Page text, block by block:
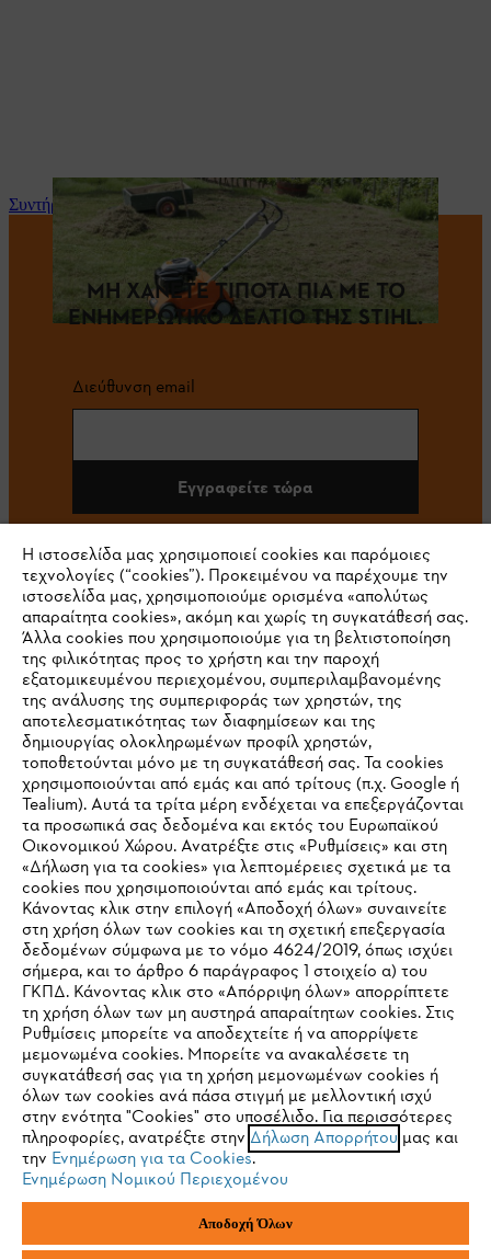
Συντήρηση και επισκευή
ΜΗ ΧΑΝΕΤΕ ΤΙΠΟΤΑ ΠΙΑ ΜΕ ΤΟ
ΕΝΗΜΕΡΩΤΙΚΟ ΔΕΛΤΙΟ ΤΗΣ STIHL.
Διεύθυνση email
Εγγραφείτε τώρα
#STIHL
Εταιρεία
STIHL Συχνές ερωτήσεις
Service
Πολιτική απορρήτου Νομικό κείμενο Cookies
Νομικές πληροφορίες
145 64 Κηφισιά, Αθήνα
IHR BROWSER WIRD NICHT
UNTERSTÜTZT
Sie nutzen einen Browser, den wir noch nicht unterstützen. Für
eine optimale Nutzung unserer Seite empfehlen wir Ihnen, zu
einem der folgenden Browser zu wechseln:
Firefox Chrome
Η ιστοσελίδα μας χρησιμοποιεί cookies και παρόμοιες
τεχνολογίες (“cookies”). Προκειμένου να παρέχουμε την
ιστοσελίδα μας, χρησιμοποιούμε ορισμένα «απολύτως
απαραίτητα cookies», ακόμη και χωρίς τη συγκατάθεσή σας.
Άλλα cookies που χρησιμοποιούμε για τη βελτιστοποίηση
της φιλικότητας προς το χρήστη και την παροχή
εξατομικευμένου περιεχομένου, συμπεριλαμβανομένης
της ανάλυσης της συμπεριφοράς των χρηστών, της
αποτελεσματικότητας των διαφημίσεων και της
δημιουργίας ολοκληρωμένων προφίλ χρηστών,
τοποθετούνται μόνο με τη συγκατάθεσή σας. Τα cookies
χρησιμοποιούνται από εμάς και από τρίτους (π.χ. Google ή
Tealium). Αυτά τα τρίτα μέρη ενδέχεται να επεξεργάζονται
τα προσωπικά σας δεδομένα και εκτός του Ευρωπαϊκού
Οικονομικού Χώρου. Ανατρέξτε στις «Ρυθμίσεις» και στη
«Δήλωση για τα cookies» για λεπτομέρειες σχετικά με τα
cookies που χρησιμοποιούνται από εμάς και τρίτους.
Κάνοντας κλικ στην επιλογή «Αποδοχή όλων» συναινείτε
στη χρήση όλων των cookies και τη σχετική επεξεργασία
δεδομένων σύμφωνα με το νόμο 4624/2019, όπως ισχύει
σήμερα, και το άρθρο 6 παράγραφος 1 στοιχείο α) του
ΓΚΠΔ. Κάνοντας κλικ στο «Απόρριψη όλων» απορρίπτετε
τη χρήση όλων των μη αυστηρά απαραίτητων cookies. Στις
Ρυθμίσεις μπορείτε να αποδεχτείτε ή να απορρίψετε
μεμονωμένα cookies. Μπορείτε να ανακαλέσετε τη
συγκατάθεσή σας για τη χρήση μεμονωμένων cookies ή
όλων των cookies ανά πάσα στιγμή με μελλοντική ισχύ
στην ενότητα "Cookies" στο υποσέλιδο. Για περισσότερες
πληροφορίες, ανατρέξτε στην Δήλωση Απορρήτου μας και
την Ενημέρωση για τα Cookies.
Ενημέρωση Νομικού Περιεχομένου
Αποδοχή Όλων